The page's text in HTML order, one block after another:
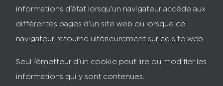
informations d’état lorsqu’un navigateur accède aux
différentes pages d’un site web ou lorsque ce
navigateur retourne ultérieurement sur ce site web.
Seul l’émetteur d’un cookie peut lire ou modifier les
informations qui y sont contenues.